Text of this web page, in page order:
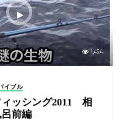
1,494
イブル
ィッシング2011 相
前編